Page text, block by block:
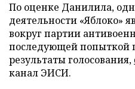
По оценке Данилила,
деятельности «Яблоко»
вокруг партии
последующей попыткой
результаты голосования,
канал ЭИСИ.